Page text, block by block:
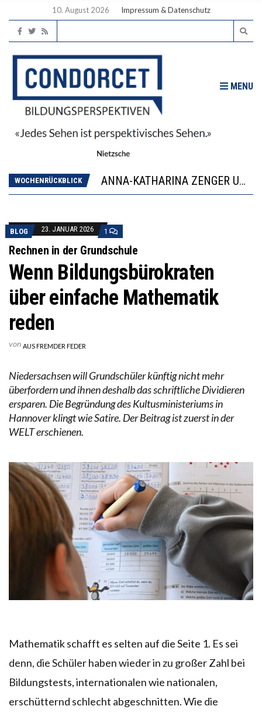
10. August 2026 Impressum & Datenschutz
MENU
WOCHENRÜCKBLICK
“VIEL ZU VIELE SCHÜLER, DIE GEMESSEN AN IHREN FÄHIGKEITEN GAR NICHT ANS GYMNASIUM GEHÖREN”
DIE GANZE HILFLOSIGKEIT DES BILDUNGSBÜRGERTUMS
BLOG 23. JANUAR 2026 1
Rechnen in der Grundschule
Wenn Bildungsbürokraten
über einfache Mathematik
reden
von AUS FREMDER FEDER
Niedersachsen will Grundschüler künftig nicht mehr
überfordern und ihnen deshalb das schriftliche Dividieren
ersparen. Die Begründung des Kultusministeriums in
Hannover klingt wie Satire. Der Beitrag ist zuerst in der
WELT erschienen.
Mathematik schafft es selten auf die Seite 1. Es sei
denn, die Schüler haben wieder in zu großer Zahl bei
Bildungstests, internationalen wie nationalen,
erschütternd schlecht abgeschnitten. Wie die